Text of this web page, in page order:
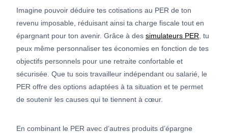
Imagine pouvoir déduire tes cotisations au PER de ton
revenu imposable, réduisant ainsi ta charge fiscale tout en
épargnant pour ton avenir. Grâce à des simulateurs PER , tu
peux même personnaliser tes économies en fonction de tes
objectifs personnels pour une retraite confortable et
sécurisée. Que tu sois travailleur indépendant ou salarié, le
PER offre des options adaptées à ta situation et te permet
de soutenir les causes qui te tiennent à cœur.
En combinant le PER avec d’autres produits d’épargne